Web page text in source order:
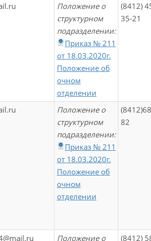
Положение о
структурном
подразделении:
Приказ № 211
от 18.03.2020г.
Положение об
очном
отделении
(8412)
35-21
Положение о
структурном
подразделении:
Приказ № 211
от 18.03.2020г.
Положение об
очном
отделении
82
Положение о (8412)